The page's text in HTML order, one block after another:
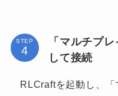
STEP
「マルチプ
して接続
RLCraftを起動し、